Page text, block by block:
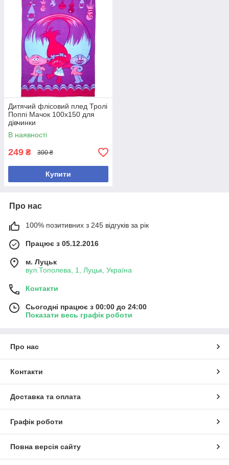
Дитячий флісовий плед Тролі
Поппі Мачок 100х150 для
дівчинки
В наявності
249 ₴ 300 ₴
Купити
Про нас
100% позитивних з 245 відгуків за рік
Працює з 05.12.2016
м. Луцьк
вул.Тополева, 1, Луцьк, Україна
Контакти
Сьогодні працює з 00:00 до 24:00
Показати весь графік роботи
Про нас
Контакти
Доставка та оплата
Графік роботи
Повна версія сайту